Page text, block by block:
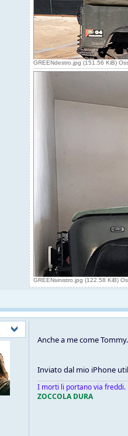
GREENdestro.jpg (151.56 KiB)
GREENsinistro.jpg (122.58 KiB)
Anche a me come
Inviato dal mio iPhone
I morti li portano via freddi.
ZOCCOLA DURA